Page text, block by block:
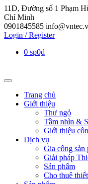
11D, Đường số 1 Phạm
Chí Minh
0901845585
Login / Register
0 sp0₫
Trang chủ
Giới thiệu
Thư ngỏ
Tầm nhìn &
Giới thiệu
Dịch vụ
Gia công sản
Giải pháp
Sản phẩm
Cho thuê